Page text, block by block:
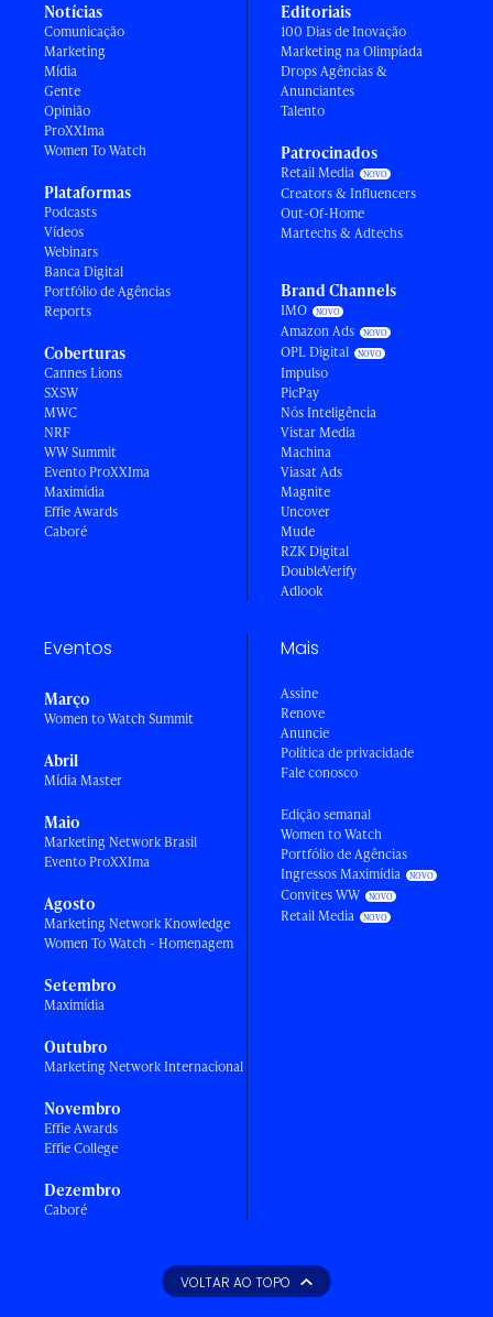
Notícias
Comunicação
Marketing
Mídia
Gente
Opinião
ProXXIma
Women To Watch
Plataformas
Podcasts
Vídeos
Webinars
Banca Digital
Portfólio de Agências
Reports
Coberturas
Cannes Lions
SXSW
MWC
NRF
WW Summit
Evento ProXXIma
Maximídia
Effie Awards
Caboré
Editoriais
100 Dias de Inovação
Marketing na Olimpíada
Drops Agências &
Anunciantes
Talento
Patrocinados
Retail Media
Creators & Influencers
Out-Of-Home
Martechs & Adtechs
Brand Channels
IMO
Amazon Ads
OPL Digital
Impulso
PicPay
Nós Inteligência
Vistar Media
Machina
Viasat Ads
Magnite
Uncover
Mude
RZK Digital
DoubleVerify
Adlook
Eventos
Março
Women to Watch Summit
Abril
Mídia Master
Maio
Marketing Network Brasil
Evento ProXXIma
Agosto
Marketing Network Knowledge
Women To Watch - Homenagem
Setembro
Maximídia
Outubro
Marketing Network Internacional
Novembro
Effie Awards
Effie College
Dezembro
Caboré
Mais
Assine
Renove
Anuncie
Política de privacidade
Fale conosco
Edição semanal
Women to Watch
Portfólio de Agências
Ingressos Maximídia
Convites WW
Retail Media
VOLTAR AO TOPO